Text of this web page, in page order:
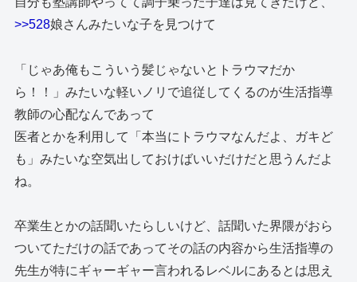
>>528娘さんみたいな子を見つけて
「じゃあ俺もこういう髪じゃないとトラウマだか
ら！！」みたいな軽いノリで追従してくるのが生活指導
教師の心配なんであって
医者とかを利用して「本当にトラウマなんだよ、ガキど
も」みたいな空気出しておけばいいだけだと思うんだよ
ね。
卒業生とかの話聞いたらしいけど、話聞いた界隈がおら
ついてただけの話であってその話の内容から生活指導の
先生が特にギャーギャー言われるレベルにあるとは思え